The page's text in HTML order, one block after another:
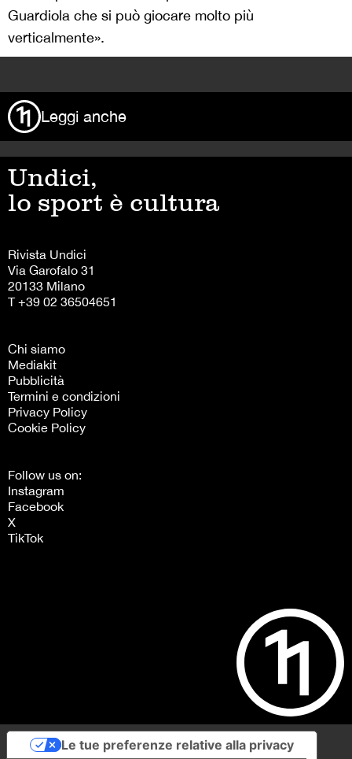
Guardiola che si può giocare molto più
verticalmente».
Leggi anche
Undici,
lo sport è cultura
Rivista Undici
Via Garofalo 31
20133 Milano
T +39 02 36504651
Chi siamo
Mediakit
Pubblicità
Termini e condizioni
Privacy Policy
Cookie Policy
Follow us on:
Instagram
Facebook
X
TikTok
Le tue preferenze relative alla privacy